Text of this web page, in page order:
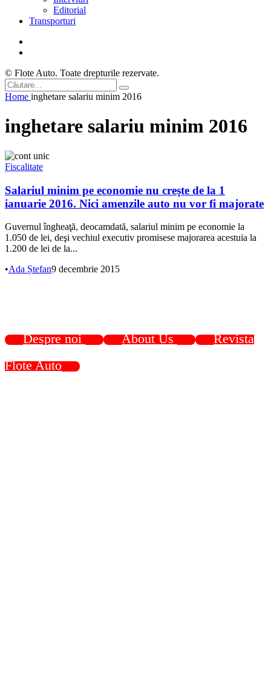
Editorial
Transporturi
© Flote Auto. Toate drepturile rezervate.
Home inghetare salariu minim 2016
inghetare salariu minim 2016
Fiscalitate
Salariul minim pe economie nu creşte de la 1
ianuarie 2016. Nici amenzile auto nu vor fi majorate
Guvernul îngheaţă, deocamdată, salariul minim pe economie la
1.050 de lei, deşi vechiul executiv promisese majorarea acestuia la
1.200 de lei de la...
•Ada Ștefan9 decembrie 2015
Despre noi About Us
Revista
Flote Auto